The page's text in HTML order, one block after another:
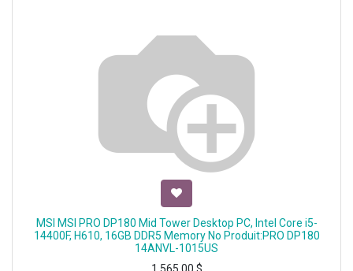
MSI MSI PRO DP180 Mid Tower Desktop PC, Intel Core i5-
14400F, H610, 16GB DDR5 Memory No Produit:PRO DP180
14ANVL-1015US